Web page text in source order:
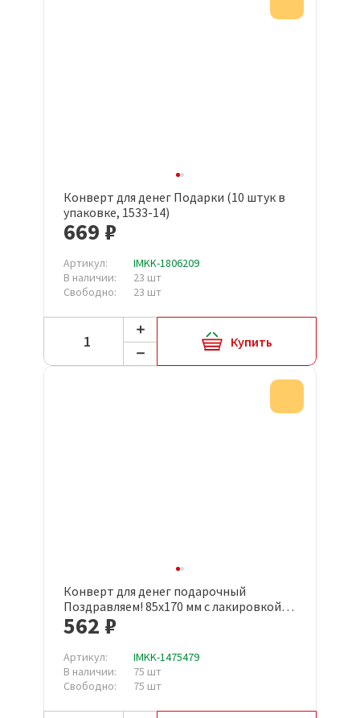
Конверт для денег Подарки (10 штук в
упаковке, 1533-14)
669 ₽
Артикул:
IMKK-1806209
В наличии:
23 шт
Свободно:
23 шт
Купить
Конверт для денег подарочный
Поздравляем! 85x170 мм с лакировкой
(10 штук в упаковке, 1522-07)
562 ₽
Артикул:
IMKK-1475479
В наличии:
75 шт
Свободно:
75 шт